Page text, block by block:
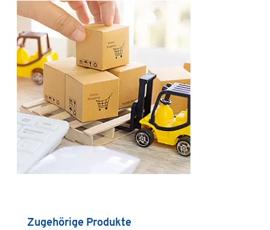
Produktgalerie überspringen
Zugehörige Produkte